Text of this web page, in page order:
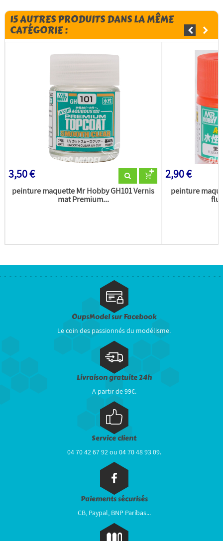
15 AUTRES PRODUITS DANS LA MÊME
CATÉGORIE :
3,50 €
peinture maquette Mr Hobby GH101 Vernis
mat Premium...
2,90 €
peinture
OupsModel sur Facebook
Le coin des passionnés du modélisme.
Livraison gratuite 24h
A partir de 99€.
Service client
04 70 42 67 92 ou 04 70 48 93 09.
Paiements sécurisés
CB, Paypal, BNP Paribas...